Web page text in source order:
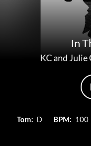
In
KC and Julie
Tom: D BPM: 100